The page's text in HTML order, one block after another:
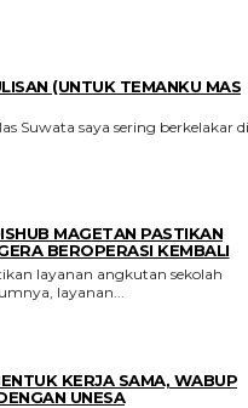
(UNTUK TEMANKU MAS
Suwata saya sering berkelakar di
MAGETAN PASTIKAN
BEROPERASI KEMBALI
layanan angkutan sekolah
layanan...
KERJA SAMA, WABUP
UNESA